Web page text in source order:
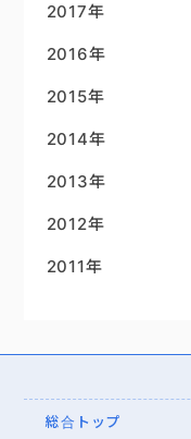
2017年
2016年
2015年
2014年
2013年
2012年
2011年
総合トップ